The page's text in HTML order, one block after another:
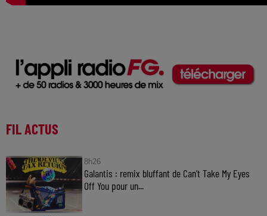
FIL ACTUS
8h26
Galantis : remix bluffant de Can’t Take My Eyes
Off You pour un...